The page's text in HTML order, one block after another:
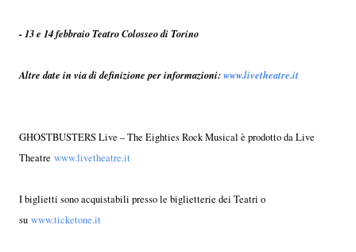
- 13 e 14 febbraio Teatro Colosseo di Torino
Altre date in via di definizione per informazioni:www.livetheatre.it
GHOSTBUSTERS Live – The Eighties Rock Musical è prodotto da Live
Theatre www.livetheatre.it
I biglietti sono acquistabili presso le biglietterie dei Teatri o
su www.ticketone.it